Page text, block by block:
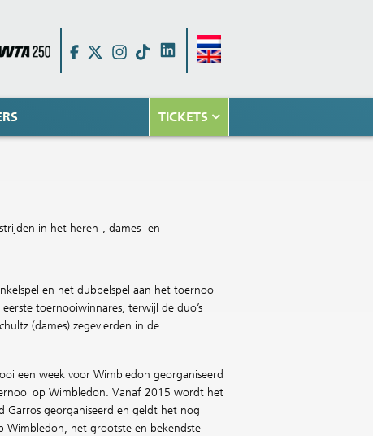
TICKETS
in het heren-, dames- en
en het dubbelspel aan het toernooi
toernooiwinnares, terwijl de duo’s
(dames) zegevierden in de
een week voor Wimbledon georganiseerd
op Wimbledon. Vanaf 2015 wordt het
Garros georganiseerd en geldt het nog
Wimbledon, het grootste en bekendste